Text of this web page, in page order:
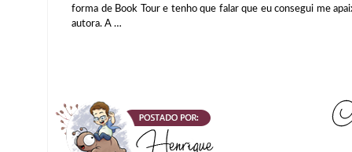
forma de Book Tour e tenho que falar que eu consegui me
autora. A …